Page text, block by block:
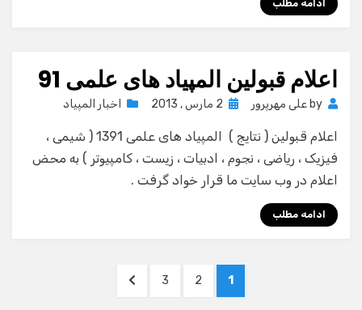
ادامه مطلب
اعلام قبولین المپیاد های علمی 91
by علی مهرپرور
Posted
2 مارس , 2013 اخبار المپیاد
اعلام قبولین ( نتایج ) المپیاد های علمی 1391 ( شیمی ،
فیزیک ، ریاضی ، نجوم ، ادبیات ، زیست ، کامپیوتر ) به محض
اعلام در وب سایت ما قرار خواد گرفت .
ادامه مطلب
PAGE
1
PAGE
2
PAGE
3
NEXT